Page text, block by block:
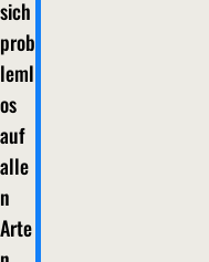
sich
prob
leml
os
auf
alle
n
Arte